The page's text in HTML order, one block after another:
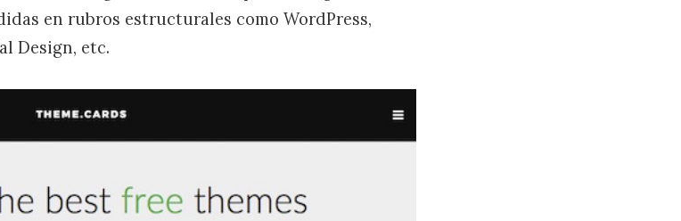
en rubros estructurales como WordPress,
Design, etc.